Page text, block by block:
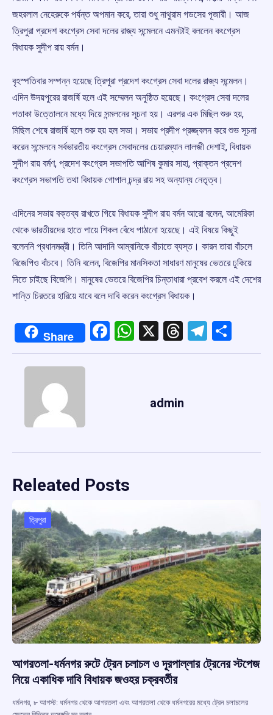
জহরলাল নেহেরুকে পর্যন্ত অপমান করে, তারা শুধু নাথুরাম গডসের পূজারী। আজ
ত্রিপুরা প্রদেশ কংগ্রেস সেবা দলের রাজ্য সন্মেলনে এমনটাই বললেন কংগ্রেস
বিধায়ক সুদীপ রায় বর্মন।
বৃহস্পতিবার সম্পন্ন হয়েছে ত্রিপুরা প্রদেশ কংগ্রেস সেবা দলের রাজ্য সন্মেলন।
এদিন উদয়পুরের রাজর্ষি হলে এই সম্মেলন অনুষ্ঠিত হয়েছে। কংগ্রেস সেবা দলের
পতাকা উত্তোলনে মধ্যে দিয়ে সন্মলনের সূচনা হয়। এরপর এক মিছিল শুরু হয়,
মিছিল শেষে রাজর্ষি হলে শুরু হয় হল সভা। সভায় প্রদীপ প্রজ্জ্বলন করে শুভ সূচনা
করেন সন্মেলনে সর্বভারতীয় কংগ্রেস সেবাদলের চেয়ারম্যান লালজী দেশাই, বিধায়ক
সুদীপ রায় বর্মণ, প্রদেশ কংগ্রেস সভাপতি আশিষ কুমার সাহা, প্রাক্তন প্রদেশ
কংগ্রেস সভাপতি তথা বিধায়ক গোপাল চন্দ্র রায় সহ অন্যান্য নেতৃত্ব।
এদিনের সভায় বক্তব্য রাখতে গিয়ে বিধায়ক সুদীপ রায় বর্মন আরো বলেন, আমেরিকা
থেকে ভারতীয়দের হাতে পায়ে শিকল বেঁধে পাঠানো হয়েছে। এই বিষয়ে কিছুই
বলেননি প্রধানমন্ত্রী। তিনি আদানি আম্বানিকে বাঁচাতে ব্যস্ত। কারন তারা বাঁচলে
বিজেপিও বাঁচবে। তিনি বলেন, বিজেপির মানসিকতা সাধারণ মানুষের ভেতরে ঢুকিয়ে
দিতে চাইছে বিজেপি। মানুষের ভেতরে বিজেপির চিন্তাধারা প্রবেশ করলে এই দেশের
শান্তি চিরতরে হারিয়ে যাবে বলে দাবি করেন কংগ্রেস বিধায়ক।
Share Facebook
WhatsApp
X Threads
admin
Releated Posts
ত্রিপুরা
আগরতলা-ধর্মনগর রুটে ট্রেন চলাচল ও দূরপাল্লার ট্রেনের স্টপেজ
নিয়ে একাধিক দাবি বিধায়ক জওহর চক্রবর্তীর
ধর্মনগর, ৮ আগস্ট: ধর্মনগর থেকে আগরতলা এবং আগরতলা থেকে ধর্মনগরের মধ্যে ট্রেন চলাচলের